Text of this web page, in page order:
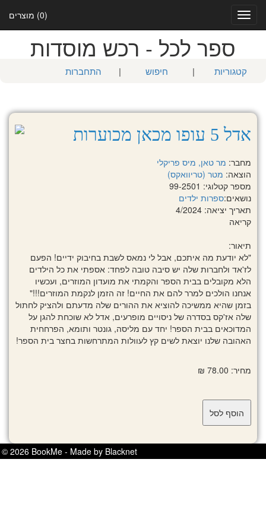
(0) מוצרים
Toggle
navigation
ספר לכל - רכש מוסדות
קטגוריות | חיפוש | התחברות
אדל 5 עופו מכאן מכוערות
מחבר: מר טאן, מיס פריקלי
הוצאה: מטר (טריוואקס)
מספר קטלוגי: 99-2501
נושאים:ספרות ילדים
תאריך יציאה: 4/2024
קריאה
תיאור:
"לא יודעת מה איתכם, אבל לי נמאס לשבת בחיבוק ידיים! הפעם
לז'אד ולחברות שלה יש סיבה טובה לפחד: אספתי את כל הילדים
הלא מקובלים בבית הספר והקמתי את מועדון המוזרים, ועכשיו
אנחנו הולכים למרר להם את החיים! זה הזמן לנקמת המוזרים!!!"
בזמן שהיא ממשיכה להוציא את ההורים שלה מדעתם ולהציק לחתול
שלה אז'קס בסדרה של ניסויים מופרעים, אדל לא שוכחת להגן על
המדוכאים בבית הספר! יחד עם מליסה, גונטר ותומא, הפרחחית
האהובה שלנו יוצאת לשים קץ לעוולות המתרחשות בחצר בית הספר!
מחיר: 78.00 ₪
© 2026 BookMe - Made by Blacknet